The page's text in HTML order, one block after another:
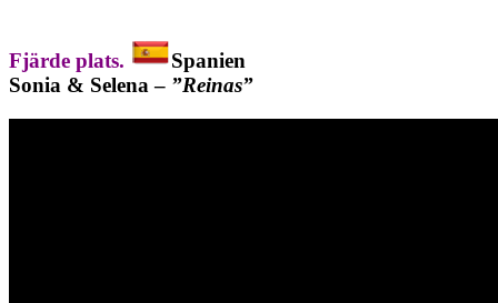
Fjärde plats.
Spanien
Sonia & Selena – ”Reinas”